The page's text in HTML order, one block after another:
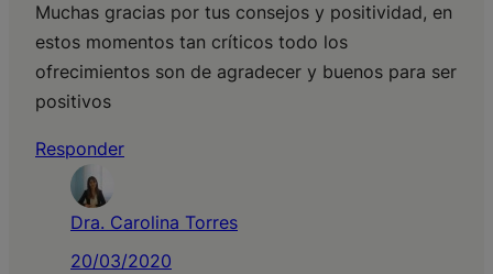
Muchas gracias por tus consejos y positividad, en
estos momentos tan críticos todo los
ofrecimientos son de agradecer y buenos para ser
positivos
Responder
Dra. Carolina Torres
20/03/2020